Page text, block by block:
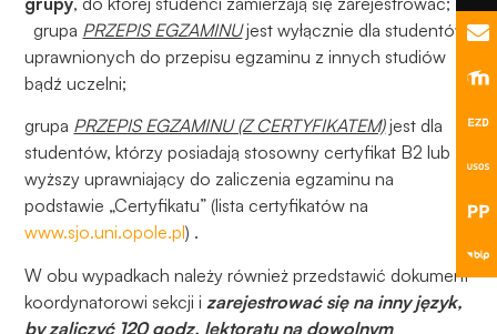
grupa PRZEPIS EGZAMINUjest wyłącznie dla studentów
uprawnionych do przepisu egzaminu z innych studiów
bądź uczelni;
grupa PRZEPIS EGZAMINU (Z CERTYFIKATEM)jest dla
studentów, którzy posiadają stosowny certyfikat B2 lub
wyższy uprawniający do zaliczenia egzaminu na
podstawie „Certyfikatu” (lista certyfikatów na
www.sjo.uni.opole.pl) .
W obu wypadkach należy również przedstawić dokument
koordynatorowi sekcji i zarejestrować się na inny język,
by zaliczyć 120 godz. lektoratu na dowolnym